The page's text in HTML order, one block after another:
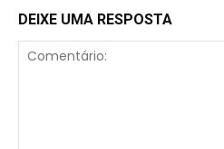
DEIXE UMA RESPOSTA